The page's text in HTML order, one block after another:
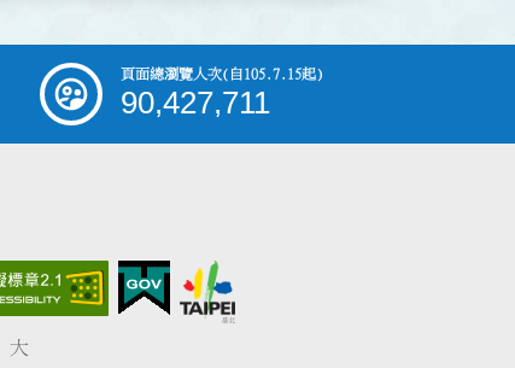
頁面總瀏覽人次(自105.7.15起)
90,427,711
大